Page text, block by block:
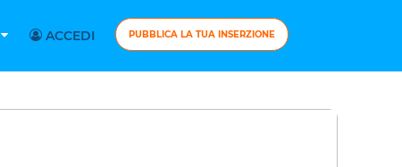
ACCEDI PUBBLICA LA TUA INSERZIONE